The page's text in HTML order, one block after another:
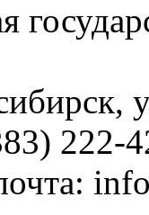
,
222-